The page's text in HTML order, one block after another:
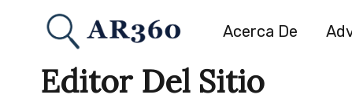
Acerca De
Editor Del Sitio